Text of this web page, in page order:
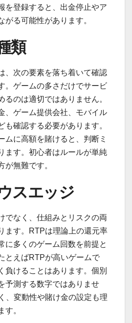
を登録すると、出金停止やア
がる可能性があります。
類
、次の要素を落ち着いて確認
。ゲームの多さだけでサービ
るのは適切ではありません。
、ゲーム提供会社、モバイル
も確認する必要があります。
ムに高額を賭けると、判断ミ
ます。初心者はルールが単純
が無難です。
スエッジ
でなく、仕組みとリスクの両
ます。RTPは理論上の還元率
に多くのゲーム回数を前提と
とえばRTPが高いゲームで
負けることはあります。個別
予測する数字ではありませ
、変動性や賭け金の設定も理
す。